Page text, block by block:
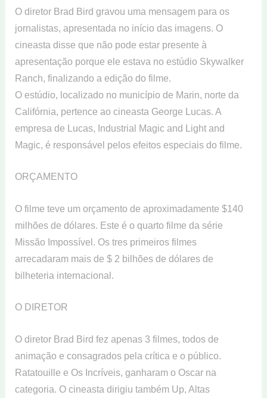
O diretor Brad Bird gravou uma mensagem para os
jornalistas, apresentada no início das imagens. O
cineasta disse que não pode estar presente à
apresentação porque ele estava no estúdio Skywalker
Ranch, finalizando a edição do filme.
O estúdio, localizado no município de Marin, norte da
Califórnia, pertence ao cineasta George Lucas. A
empresa de Lucas, Industrial Magic and Light and
Magic, é responsável pelos efeitos especiais do filme.
ORÇAMENTO
O filme teve um orçamento de aproximadamente $140
milhões de dólares. Este é o quarto filme da série
Missão Impossível. Os tres primeiros filmes
arrecadaram mais de $ 2 bilhões de dólares de
bilheteria internacional.
O DIRETOR
O diretor Brad Bird fez apenas 3 filmes, todos de
animação e consagrados pela crítica e o público.
Ratatouille e Os Incríveis, ganharam o Oscar na
categoria. O cineasta dirigiu também Up, Altas